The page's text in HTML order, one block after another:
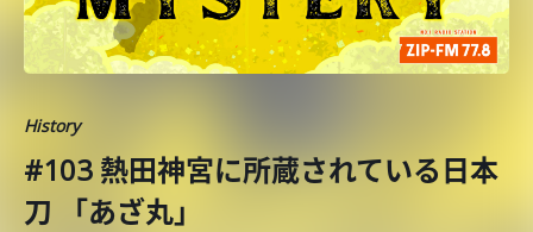
History
#103 熱田神宮に所蔵されている日本
刀 「あざ丸」